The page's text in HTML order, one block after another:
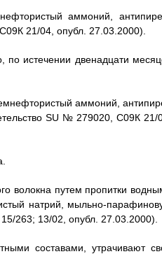
аммоний,
21/04, опубл. 27.03.2000).
истечении двенадцати
аммоний,
SU № 279020, С09К 21/
волокна путем пропитки
натрий, мыльно-
263; 13/02, опубл. 27.03.2000).
составами, утрачивают